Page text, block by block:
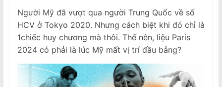
e
r
Người Mỹ đã vượt qua người Trung Quốc về số
HCV ở Tokyo 2020. Nhưng cách biệt khi đó chỉ là
1chiếc huy chương mà thôi. Thế nên, liệu Paris
2024 có phải là lúc Mỹ mất vị trí đầu bảng?